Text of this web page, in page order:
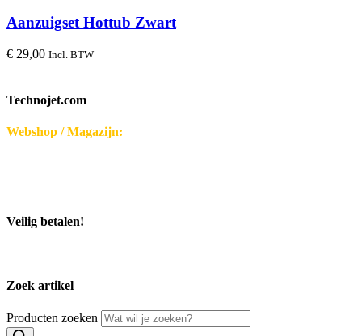
Aanzuigset Hottub Zwart
€ 29,00 Incl. BTW
Technojet.com
Webshop / Magazijn:
Veilig betalen!
Zoek artikel
Producten zoeken